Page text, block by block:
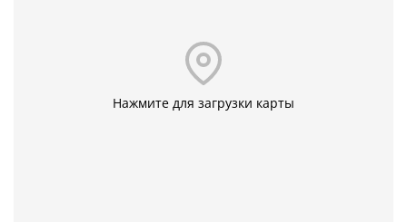
Нажмите для загрузки карты